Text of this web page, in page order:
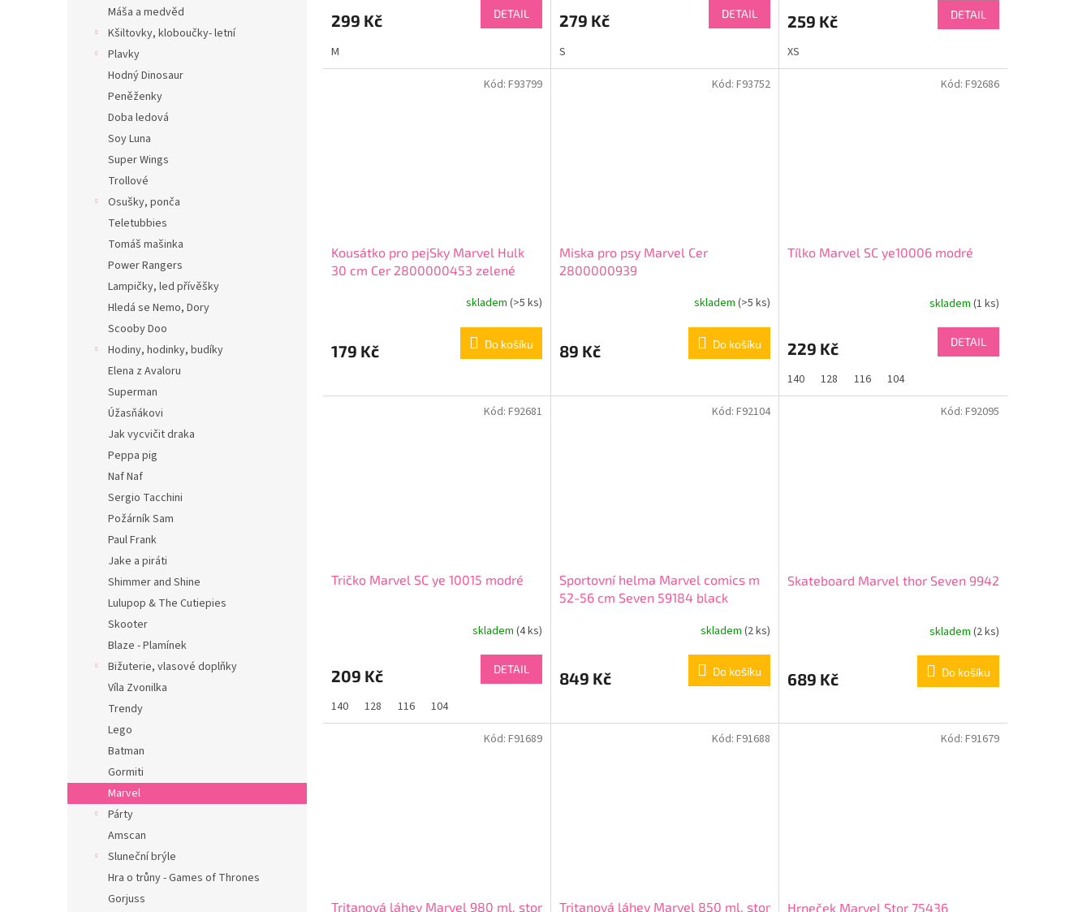
Máša a medvěd
Kšiltovky, kloboučky- letní
Plavky
Hodný Dinosaur
Peněženky
Doba ledová
Soy Luna
Super Wings
Trollové
Osušky, ponča
Teletubbies
Tomáš mašinka
Power Rangers
Lampičky, led přívěšky
Hledá se Nemo, Dory
Scooby Doo
Hodiny, hodinky, budíky
Elena z Avaloru
Superman
Úžasňákovi
Jak vycvičit draka
Peppa pig
Naf Naf
Sergio Tacchini
Požárník Sam
Paul Frank
Jake a piráti
Shimmer and Shine
Lulupop & The Cutiepies
Skooter
Blaze - Plamínek
Bižuterie, vlasové doplňky
Víla Zvonilka
Trendy
Lego
Batman
Gormiti
Marvel
Párty
Amscan
Sluneční brýle
Hra o trůny - Games of Thrones
Gorjuss
299 Kč DETAIL
M
279 Kč DETAIL
S
259 Kč DETAIL
XS
Kousátko pro pejSky Marvel Hulk
30 cm Cer 2800000453 zelené
skladem (>5 ks)
179 Kč Do košíku
Kód: F93799
Miska pro psy Marvel Cer
2800000939
skladem (>5 ks)
89 Kč Do košíku
Kód: F93752
Tílko Marvel SC ye10006 modré
skladem (1 ks)
229 Kč DETAIL
140 128 116 104
Kód: F92686
Tričko Marvel SC ye 10015 modré
skladem (4 ks)
209 Kč DETAIL
140 128 116 104
Kód: F92681
Sportovní helma Marvel comics m
52-56 cm Seven 59184 black
skladem (2 ks)
849 Kč Do košíku
Kód: F92104
Skateboard Marvel thor Seven 9942
skladem (2 ks)
689 Kč Do košíku
Kód: F92095
Tritanová láhev Marvel 980 ml. stor
Kód: F91689
Tritanová láhev Marvel 850 ml. stor
Kód: F91688
Hrneček Marvel Stor 75436
Kód: F91679